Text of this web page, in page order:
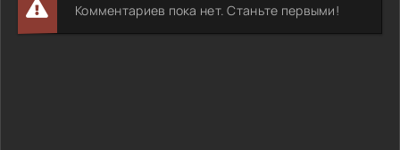
Комментариев пока нет. Станьте первыми!